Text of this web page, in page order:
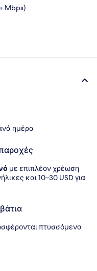
Mbps)
ημέρα
με επιπλέον χρέωση
και 10–30 USD για
πτυσσόμενα